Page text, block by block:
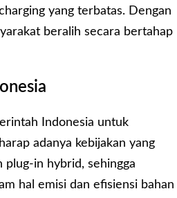
yang terbatas. Dengan
beralih secara bertahap
Indonesia untuk
adanya kebijakan yang
plug-in hybrid, sehingga
hal emisi dan efisiensi bahan